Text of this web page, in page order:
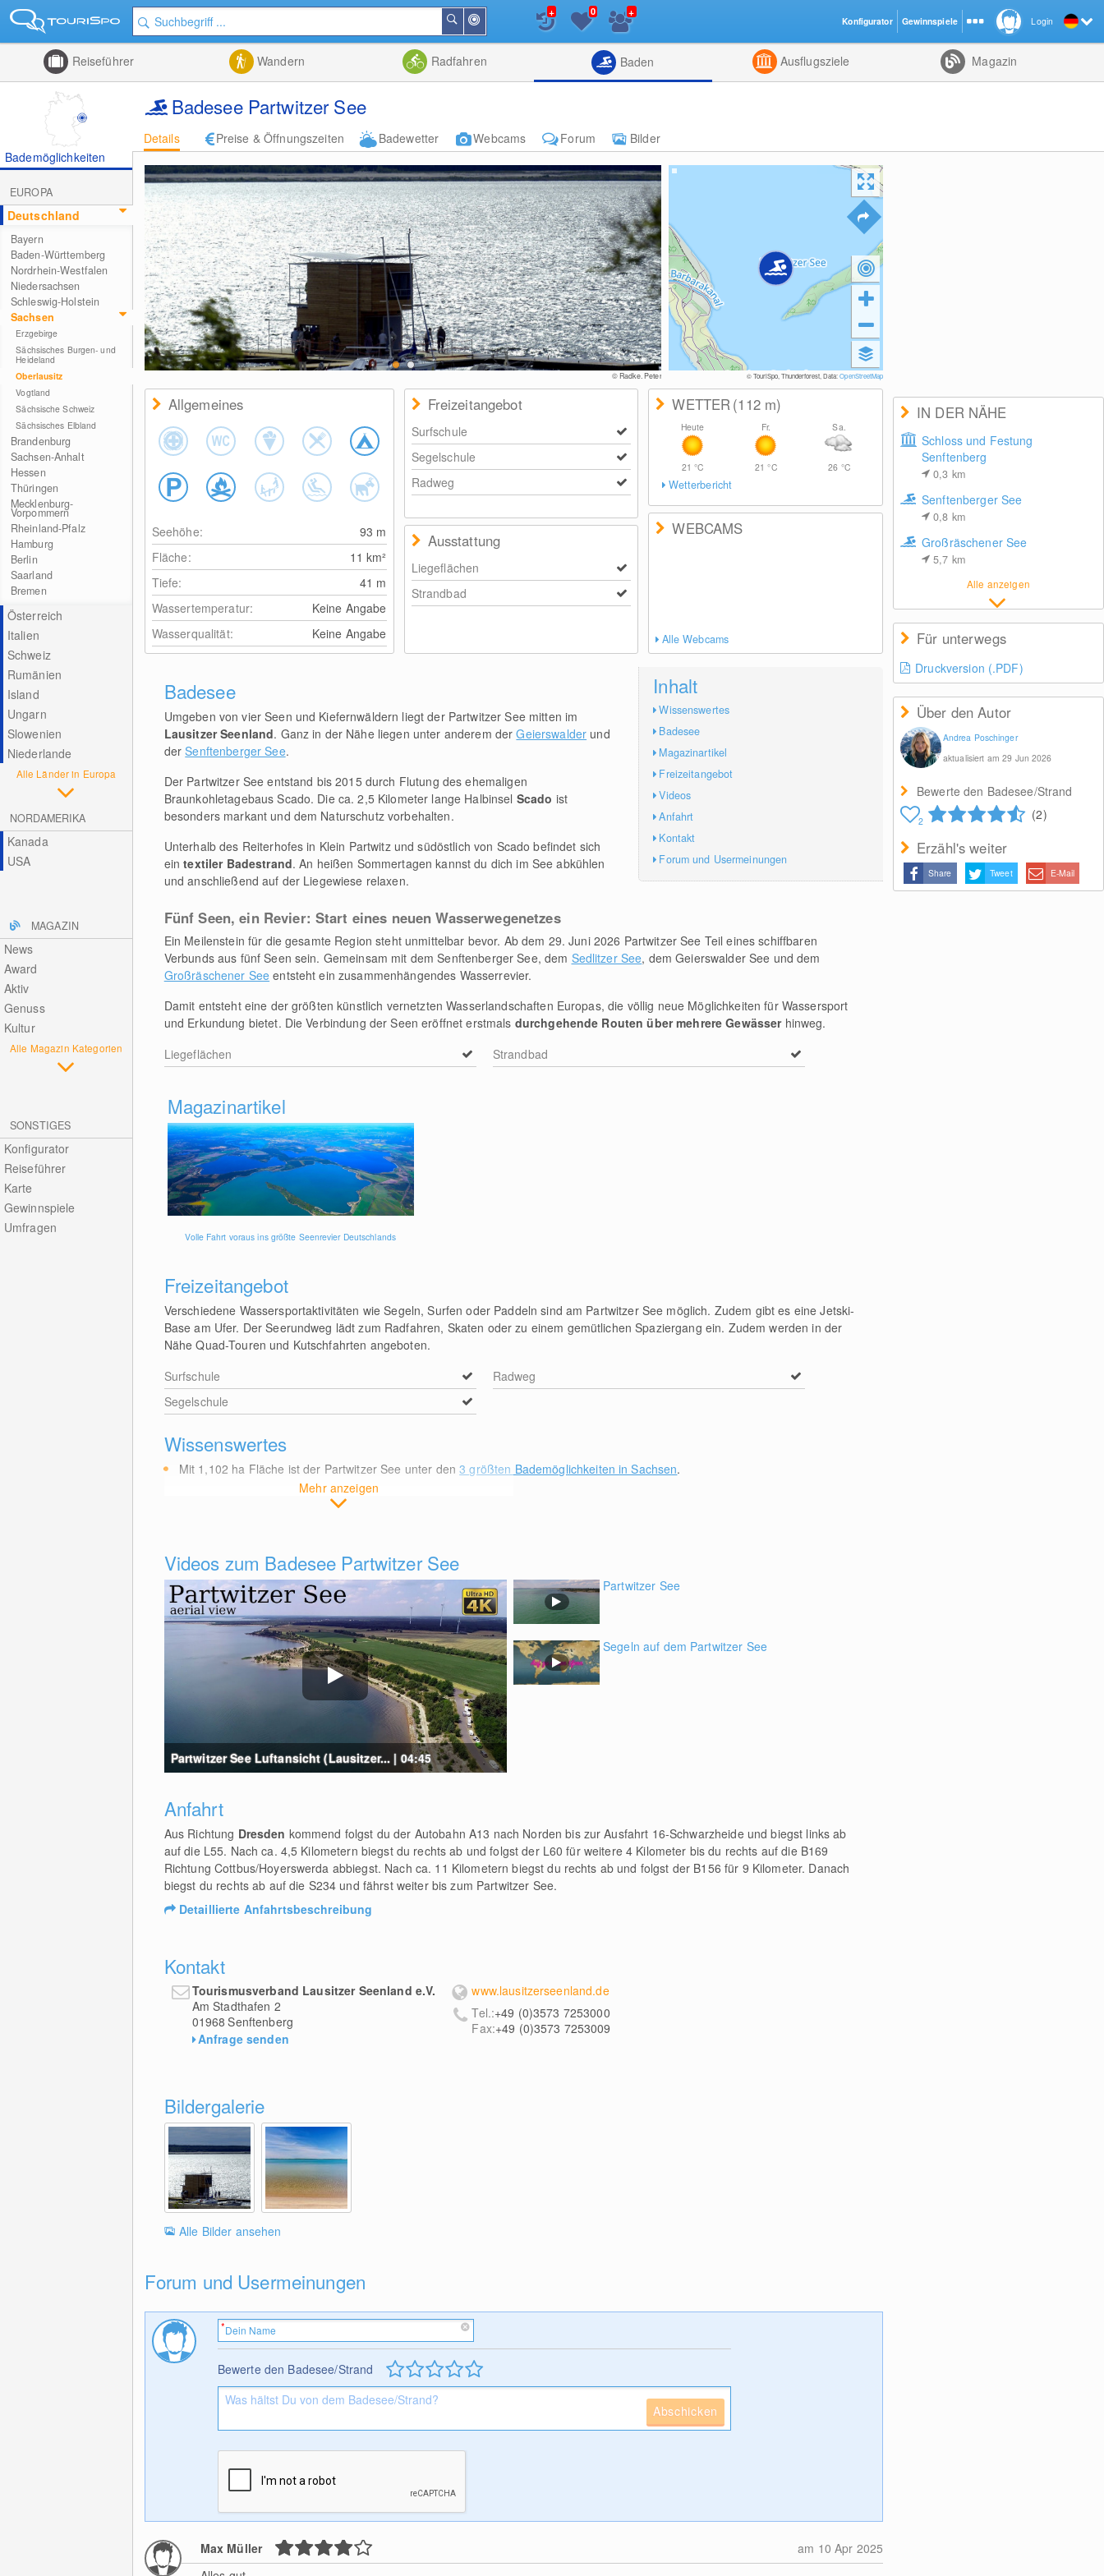
der
Nähe
Suchen
Listenansicht
Kombiniert
+ 0 +
Reiseführer Wandern Radfahren Baden Ausflugsziele Magazin
Badesee Partwitzer See
Details Preise & Öffnungszeiten Badewetter Webcams Forum
Bilder
Bademöglichkeiten
EUROPA
Deutschland
Bayern
Baden-Württemberg
Nordrhein-Westfalen
Niedersachsen
Schleswig-Holstein
Sachsen
Erzgebirge
Sächsisches Burgen- und
Heideland
Oberlausitz
Vogtland
Sächsische Schweiz
Sächsisches Elbland
Brandenburg
Sachsen-Anhalt
Hessen
Thüringen
Mecklenburg-
Vorpommern
Rheinland-Pfalz
Hamburg
Berlin
Saarland
Bremen
Österreich
Italien
Schweiz
Rumänien
Island
Ungarn
Slowenien
Niederlande
Alle Länder in Europa
NORDAMERIKA
Kanada
USA
MAGAZIN
News
Award
Aktiv
Genuss
Kultur
Alle Magazin Kategorien
SONSTIGES
Konfigurator
Reiseführer
Karte
Gewinnspiele
Umfragen
© Radke, Peter © TouriSpo, Thunderforest, Data:OpenStreetMap
IN DER NÄHE
Schloss und Festung
Senftenberg
0,3 km
Senftenberger See
0,8 km
Großräschener See
5,7 km
Alle anzeigen
Für unterwegs
Druckversion (.PDF)
Über den Autor
Andrea Poschinger
aktualisiert am 29 Jun 2026
Bewerte den Badesee/Strand
2 (2)
Erzähl's weiter
Share Tweet E-Mail
Allgemeines
Seehöhe: 93 m
Fläche:
11km²
Tiefe:
41 m
Wassertemperatur:
Keine Angabe
Wasserqualität:
Keine Angabe
Freizeitangebot
Surfschule
Segelschule
Radweg
Ausstattung
Liegeflächen
Strandbad
WETTER(112 m)
Heute
21°C
Fr.
21°C
Sa.
26 °C
Wetterbericht
WEBCAMS
Alle Webcams
Inhalt
Wissenswertes
Badesee
Magazinartikel
Freizeitangebot
Videos
Anfahrt
Kontakt
Forum und Usermeinungen
Badesee
Umgeben von vier Seen und Kiefernwäldern liegt der Partwitzer See mitten im
Lausitzer Seenland. Ganz in der Nähe liegen unter anderem derGeierswalder und
derSenftenberger See.
Der Partwitzer See entstand bis 2015 durch Flutung des ehemaligen
Braunkohletagebaus Scado. Die ca. 2,5 Kilometer lange Halbinsel Scado ist
besonders markant und dem Naturschutz vorbehalten.
Unterhalb des Reiterhofes in Klein Partwitz und südöstlich von Scado befindet sich
eintextiler Badestrand. An heißen Sommertagen kannst du dich im See abkühlen
und anschließend auf der Liegewiese relaxen.
Fünf Seen, ein Revier: Start eines neuen Wasserwegenetzes
Ein Meilenstein für die gesamte Region steht unmittelbar bevor. Ab dem 29. Juni 2026 Partwitzer See Teil eines schiffbaren
Verbunds aus fünf Seen sein. Gemeinsam mit dem Senftenberger See, dem Sedlitzer See, dem Geierswalder See und dem
Großräschener See entsteht ein zusammenhängendes Wasserrevier.
Damit entsteht eine der größten künstlich vernetzten Wasserlandschaften Europas, die völlig neue Möglichkeiten für Wassersport
und Erkundung bietet. Die Verbindung der Seen eröffnet erstmals durchgehende Routen über mehrere Gewässerhinweg.
Liegeflächen
Strandbad
Magazinartikel
Volle Fahrt voraus ins größte Seenrevier Deutschlands
Freizeitangebot
Verschiedene Wassersportaktivitäten wie Segeln, Surfen oder Paddeln sind am Partwitzer See möglich. Zudem gibt es eine Jetski-
Base am Ufer. Der Seerundweg lädt zum Radfahren, Skaten oder zu einem gemütlichen Spaziergang ein. Zudem werden in der
Nähe Quad-Touren und Kutschfahrten angeboten.
Surfschule
Segelschule
Radweg
Wissenswertes
Mehr anzeigen
Mit 1,102 ha Fläche ist der Partwitzer See unter den3 größten Bademöglichkeiten in Sachsen.
Videos zum Badesee Partwitzer See
Partwitzer See Luftansicht (Lausitzer... | 04:45
Partwitzer See
Segeln auf dem Partwitzer See
Anfahrt
Aus Richtung Dresden kommend folgst du der Autobahn A13 nach Norden bis zur Ausfahrt 16-Schwarzheide und biegst links ab
auf die L55. Nach ca. 4,5 Kilometern biegst du rechts ab und folgst der L60 für weitere 4 Kilometer bis du rechts auf die B169
Richtung Cottbus/Hoyerswerda abbiegst. Nach ca. 11 Kilometern biegst du rechts ab und folgst der B156 für 9 Kilometer. Danach
biegst du rechts ab auf die S234 und fährst weiter bis zum Partwitzer See.
Detaillierte Anfahrtsbeschreibung
Kontakt
Tourismusverband Lausitzer Seenland e.V.
Am Stadthafen 2
01968 Senftenberg
Anfrage senden
www.lausitzerseenland.de
Tel.:+49 (0)3573 7253000
Fax:+49 (0)3573 7253009
Bildergalerie
Alle Bilder ansehen
Forum und Usermeinungen
Bewerte den Badesee/Strand
Abschicken
Max Müller
am 10 Apr 2025
Login
Konfigurator Gewinnspiele